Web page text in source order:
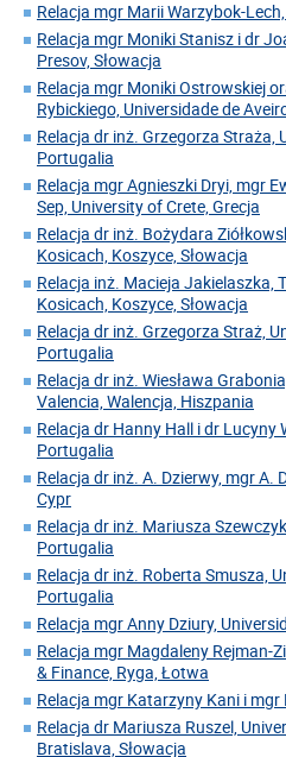
Relacja mgr Marii Warzybok-
Relacja mgr Moniki Stanisz i dr
Presov, Słowacja
Relacja mgr Moniki Ostrowskiej
Rybickiego, Universidade de
Relacja dr inż. Grzegorza Straża,
Portugalia
Relacja mgr Agnieszki Dryi, mgr
Sep, University of Crete, Grecja
Relacja dr inż. Bożydara
Kosicach, Koszyce, Słowacja
Relacja inż. Macieja Jakielaszka,
Kosicach, Koszyce, Słowacja
Relacja dr inż. Grzegorza Straż,
Portugalia
Relacja dr inż. Wiesława
Valencia, Walencja, Hiszpania
Relacja dr Hanny Hall i dr Lucyny
Portugalia
Relacja dr inż. A. Dzierwy, mgr A.
Cypr
Relacja dr inż. Mariusza
Portugalia
Relacja dr inż. Roberta Smusza,
Portugalia
Relacja mgr Anny Dziury,
Relacja mgr Magdaleny Rejman-
& Finance, Ryga, Łotwa
Relacja mgr Katarzyny Kani i
Relacja dr Mariusza Ruszel,
Bratislava, Słowacja